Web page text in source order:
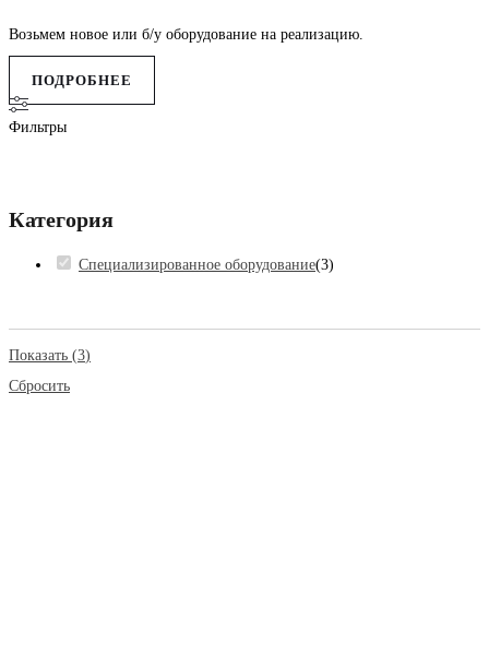
Возьмем новое или б/у оборудование на реализацию.
ПОДРОБНЕЕ
Фильтры
Категория
Специализированное оборудование(3)
Показать (3)
Сбросить